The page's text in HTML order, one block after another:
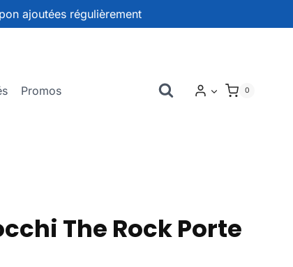
ajoutées régulièrement
Promos 0
The Rock Porte